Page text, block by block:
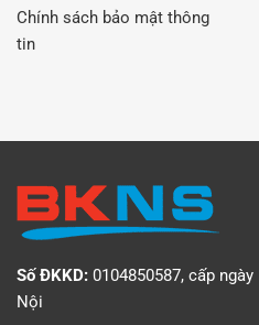
Chính sách bảo mật thông
tin
Số ĐKKD: 0104850587, cấp
Nội